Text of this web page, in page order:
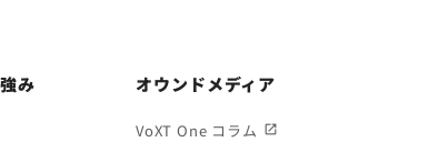
み オウンドメディア
VoXT One コラム